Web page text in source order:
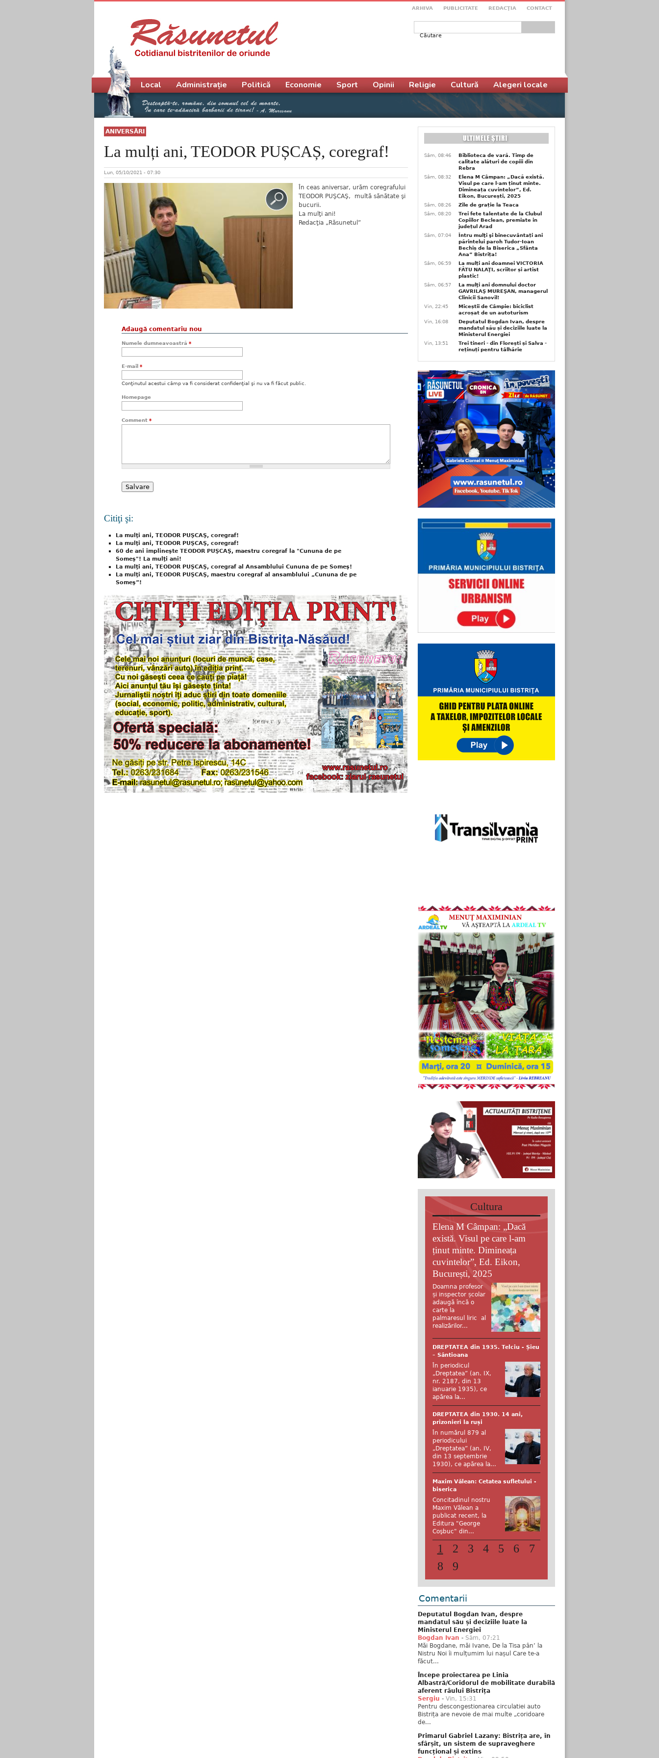
ARHIVA PUBLICITATE REDACŢIA CONTACT
Formular de căutare
ANIVERSĂRI
La mulți ani, TEODOR PUȘCAȘ, coregraf!
Lun, 05/10/2021 - 07:30
În ceas aniversar, urăm coregrafului
TEODOR PUŞCAŞ, multă sănătate şi
bucurii.
La mulţi ani!
Redacţia „Răsunetul”
Adaugă comentariu nou
Numele dumneavoastră *
E-mail *
Conţinutul acestui câmp va fi considerat confidenţial şi nu va fi făcut public.
Homepage
Comment *
Citiţi şi:
La mulţi ani, TEODOR PUŞCAŞ, coregraf!
La mulţi ani, TEODOR PUŞCAŞ, coregraf!
60 de ani împlineşte TEODOR PUŞCAŞ, maestru coregraf la "Cununa de pe
Someş"! La mulţi ani!
La mulţi ani, TEODOR PUŞCAŞ, coregraf al Ansamblului Cununa de pe Someş!
La mulţi ani, TEODOR PUŞCAŞ, maestru coregraf al ansamblului „Cununa de pe
Someş”!
Meniu principal
Local Administrație Politică Economie Sport Opinii Religie Cultură Alegeri locale
Sâm, 08:46
Biblioteca de vară. Timp de
calitate alături de copiii din
Rebra
Sâm, 08:32
Elena M Câmpan: „Dacă există.
Visul pe care l-am ținut minte.
Dimineața cuvintelor”, Ed.
Eikon, București, 2025
Sâm, 08:26
Zile de grație la Teaca
Sâm, 08:20
Trei fete talentate de la Clubul
Copiilor Beclean, premiate in
județul Arad
Sâm, 07:04
Întru mulţi şi binecuvântați ani
părintelui paroh Tudor-Ioan
Bechiș de la Biserica „Sfânta
Ana” Bistrița!
Sâm, 06:59
La mulți ani doamnei VICTORIA
FĂTU NALAŢI, scriitor și artist
plastic!
Sâm, 06:57
La mulţi ani domnului doctor
GAVRILAŞ MUREŞAN, managerul
Clinicii Sanovil!
Vin, 22:45
Miceștii de Câmpie: biciclist
acroșat de un autoturism
Vin, 16:08
Deputatul Bogdan Ivan, despre
mandatul său și deciziile luate la
Ministerul Energiei
Vin, 13:51
Trei tineri - din Florești și Salva -
reținuți pentru tâlhărie
Cultura
Elena M Câmpan: „Dacă
există. Visul pe care l-am
ținut minte. Dimineața
cuvintelor”, Ed. Eikon,
București, 2025
Doamna profesor
și inspector școlar
adaugă încă o
carte la
palmaresul liric al
realizărilor...
DREPTATEA din 1935. Telciu - Șieu
– Sântioana
În periodicul
„Dreptatea” (an. IX,
nr. 2187, din 13
ianuarie 1935), ce
apărea la...
DREPTATEA din 1930. 14 ani,
prizonieri la ruși
În numărul 879 al
periodicului
„Dreptatea” (an. IV,
din 13 septembrie
1930), ce apărea la...
Maxim Vălean: Cetatea sufletului -
biserica
Concitadinul nostru
Maxim Vălean a
publicat recent, la
Editura "George
Coşbuc" din...
1 2 3 4 5 6
7
8
9
Comentarii
Deputatul Bogdan Ivan, despre
mandatul său și deciziile luate la
Ministerul Energiei
Bogdan Ivan - Sâm, 07:21
Măi Bogdane, măi Ivane, De la Tisa pân’ la
Nistru Noi îi mulțumim lui nașul Care te-a
făcut...
Începe proiectarea pe Linia
Albastră/Coridorul de mobilitate durabilă
aferent râului Bistrița
Sergiu - Vin, 15:31
Pentru descongestionarea circulatiei auto
Bistrița are nevoie de mai multe „coridoare
de...
Primarul Gabriel Lazany: Bistrița are, în
sfârșit, un sistem de supraveghere
funcțional și extins